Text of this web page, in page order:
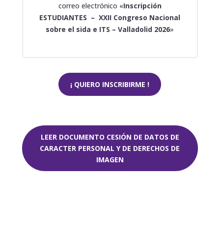
correo electrónico «Inscripción
ESTUDIANTES – XXII Congreso Nacional
sobre el sida e ITS – Valladolid 2026»
¡ QUIERO INSCRIBIRME !
LEER DOCUMENTO CESIÓN DE DATOS DE
CARACTER PERSONAL Y DE DERECHOS DE
IMAGEN